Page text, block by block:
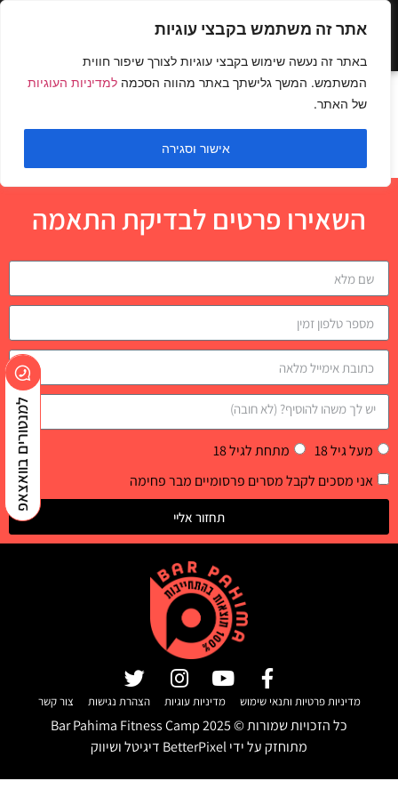
אתר זה משתמש בקבצי עוגיות
באתר זה נעשה שימוש בקבצי עוגיות לצורך שיפור חווית
המשתמש. המשך גלישתך באתר מהווה הסכמה למדיניות העוגיות
של האתר.
אישור וסגירה
מקבילים חופשי באחיזה
צמודה
השאירו פרטים לבדיקת התאמה
מעל גיל 18
מתחת לגיל 18
אני מסכים לקבל מסרים פרסומיים מבר פחימה
תחזור אליי
מדיניות פרטיות ותנאי שימוש מדיניות עוגיות הצהרת נגישות צור קשר
כל הזכויות שמורות © Bar Pahima Fitness Camp2025
מתוחזק על ידיBetterPixel דיגיטל ושיווק
למנטורים בוואצאפ